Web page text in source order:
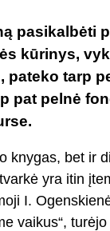
pasikalbėti
kūrinys,
pateko tarp
pat pelnė
knygas, bet ir
yra itin
I.
vaikus“,